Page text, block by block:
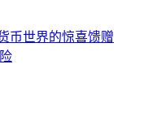
币世界的惊喜馈赠